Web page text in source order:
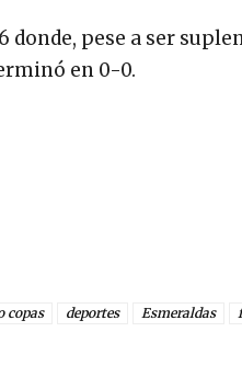
pese a ser
en 0-0.
copas deportes Esmeraldas